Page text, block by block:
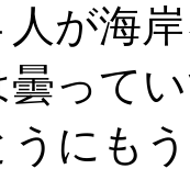
が海
曇って
にも